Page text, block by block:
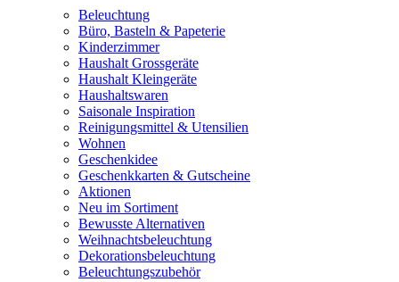
Beleuchtung
Büro, Basteln & Papeterie
Kinderzimmer
Haushalt Grossgeräte
Haushalt Kleingeräte
Haushaltswaren
Saisonale Inspiration
Reinigungsmittel & Utensilien
Wohnen
Geschenkidee
Geschenkkarten & Gutscheine
Aktionen
Neu im Sortiment
Bewusste Alternativen
Weihnachtsbeleuchtung
Dekorationsbeleuchtung
Beleuchtungszubehör